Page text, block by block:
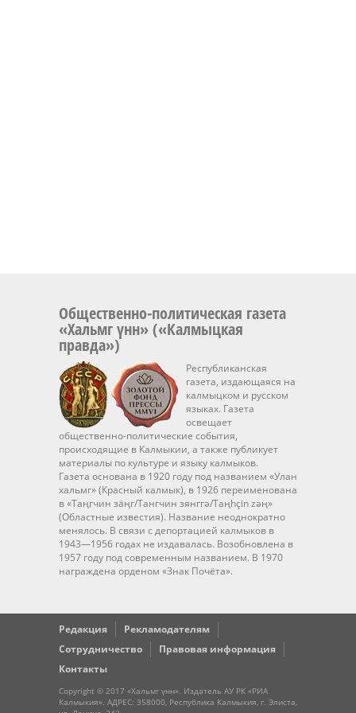
Общественно-политическая газета
«Хальмг үнн» («Калмыцкая
правда»)
Республиканская
газета, издающаяся на
калмыцком и русском
языках. Газета
освещает
общественно-политические события,
происходящие в Калмыкии, а также публикует
материалы по культуре и языку калмыков.
Газета основана в 1920 году под названием «Улан
хальмг» (Красный калмык), в 1926 переименована
в «Таңгчин зäңг/Тангчин зянггә/Taңhçin zәң»
(Областные известия). Название неоднократно
менялось. В связи с депортацией калмыков в
1943—1956 годах не издавалась. Возобновлена в
1957 году под современным названием. В 1970
награждена орденом «Знак Почёта».
Редакция
Рекламодателям
Сотрудничество
Правовая информация
Контакты
Copyright © 2017 «Хальмг үнн». Издатель АУ РК «РИА
Калмыкия». АДРЕС: 358000, Республика Калмыкия, г. Элиста,